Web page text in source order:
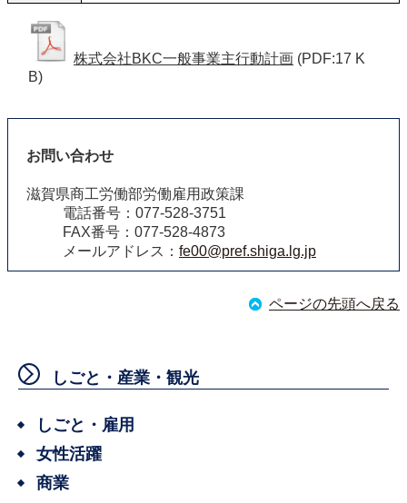
株式会社BKC一般事業主行動計画 (PDF:17 K
B)
お問い合わせ
滋賀県商工労働部労働雇用政策課
電話番号：077-528-3751
FAX番号：077-528-4873
メールアドレス： fe00@pref.shiga.lg.jp
ページの先頭へ戻る
しごと・産業・観光
しごと・雇用
女性活躍
商業